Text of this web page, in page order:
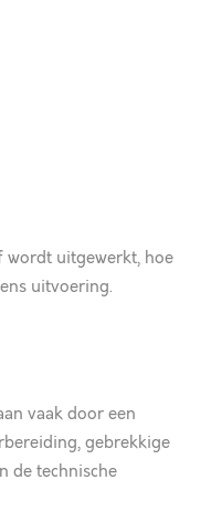
wordt uitgewerkt, hoe
uitvoering.
vaak door een
gebrekkige
de technische